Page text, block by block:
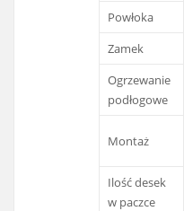
Powłoka
Zamek
Ogrzewanie
podłogowe
Montaż
Ilość desek
w paczce